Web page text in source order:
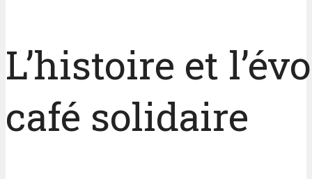
L’histoire et
café solidaire